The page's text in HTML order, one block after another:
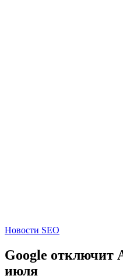
Новости SEO
Google отключит
июля